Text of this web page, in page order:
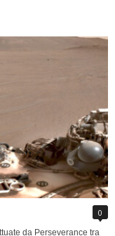
0
da Perseverance tra